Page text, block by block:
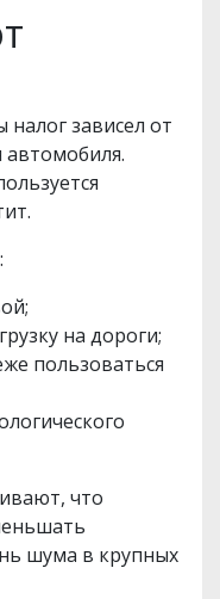
зависел от
автомобиля.
на дороги;
пользоваться
что
шума в крупных